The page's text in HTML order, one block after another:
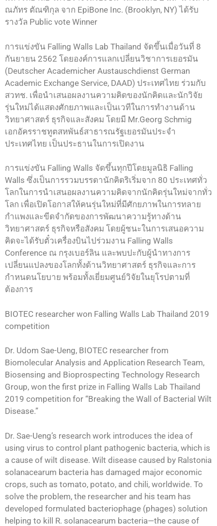
ณภัทร ตัณฑิกุล จาก EpiBone Inc. (Brooklyn, NY) ได้รับ
รางวัล Public vote Winner
การแข่งขัน Falling Walls Lab Thailand จัดขึ้นเมื่อวันที่ 8
กันยายน 2562 โดยองค์การแลกเปลี่ยนวิชาการเยอรมัน
(Deutscher Academicher Austauschdienst German
Academic Exchange Service, DAAD) ประเทศไทย ร่วมกับ
สวทช. เพื่อนำเสนอผลงานความคิดของนักคิดและนักวิจัย
รุ่นใหม่ได้แสดงศักยภาพและเป็นเวทีในการทำงานด้าน
วิทยาศาสตร์ ธุรกิจและสังคม โดยมี Mr.Georg Schmig
เอกอัครราชทูตสหพันธ์สาธารณรัฐเยอรมันประจำ
ประเทศไทย เป็นประธานในการเปิดงาน
การแข่งขัน Falling Walls จัดขึ้นทุกปีโดยมูลนิธิ Falling
Walls ซึ่งเป็นการรวมบรรดานักคิดริเริ่มจาก 80 ประเทศทั่ว
โลกในการนำเสนอผลงานความคิดจากนักคิดรุ่นใหม่จากทั่ว
โลก เพื่อเปิดโอกาสให้คนรุ่นใหม่ที่มีศักยภาพในการทลาย
กำแพงและขีดจำกัดของการพัฒนาความรู้ทางด้าน
วิทยาศาสตร์ ธุรกิจหรือสังคม โดยผู้ชนะในการเสนอความ
คิดจะได้รับตั๋วเครื่องบินไปร่วมงาน Falling Walls
Conference ณ กรุงเบอร์ลิน และพบปะกับผู้นำทางการ
เปลี่ยนแปลงของโลกทั้งด้านวิทยาศาสตร์ ธุรกิจและการ
กำหนดนโยบาย พร้อมทั้งเยี่ยมศูนย์วิจัยในยุโรปตามที่
ต้องการ
BIOTEC researcher won Falling Walls Lab Thailand 2019
competition
Dr. Udom Sae-Ueng, BIOTEC researcher from
Biomolecular Analysis and Application Research Team,
Biosensing and Bioprospecting Technology Research
Group, won the first prize in Falling Walls Lab Thailand
2019 competition for “Breaking the Wall of Bacterial Wilt
Disease.”
Dr. Sae-Ueng’s research work introduces the idea of
using virus to control plant pathogenic bacteria, which is
a cause of wilt disease. Wilt disease caused by Ralstonia
solanacearum bacteria has damaged major economic
crops, such as tomato, potato, and chili, worldwide. To
solve the problem, the researcher and his team has
developed formulated bacteriophage (phages) solution
helping to kill R. solanacearum bacteria—the cause of